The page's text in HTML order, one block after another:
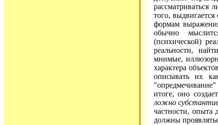
рассматриваться
того,
формам
обычно
(психической)
реальности,
мнимые,
характера
описывать их
итоге, оно
ложно
частности, опыта
должны